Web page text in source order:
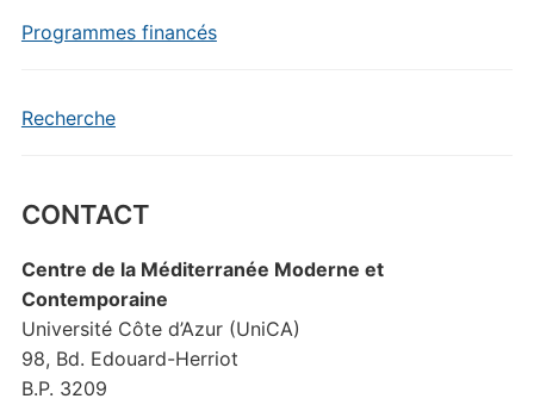
Programmes financés
Recherche
CONTACT
Centre de la Méditerranée Moderne et
Contemporaine
Université Côte d’Azur (UniCA)
98, Bd. Edouard-Herriot
B.P. 3209